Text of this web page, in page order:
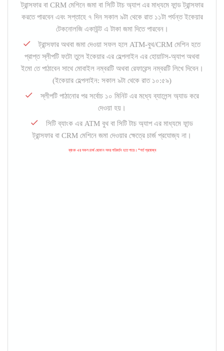
ট্রান্সফার বা CRM মেশিনে জমা বা সিটি টাচ অ্যাপ এর মাধ্যমে ফান্ড ট্রান্সফার
করতে পারবেন এবং সপ্তাহে ৭ দিন সকাল ৯টা থেকে রাত ১১টা পর্যন্ত ইকেয়ার
টেকনোলজি একাউন্ট এ টাকা জমা দিতে পারবেন।
ট্রান্সফার অথবা জমা দেওয়া সফল হলে ATM-বুথ/CRM মেশিন হতে
প্রাপ্ত স্লীপটি ফটো তুলে ইকেয়ার এর হেল্পলাইন এর হোয়াটস-অ্যাপ অথবা
ইমো তে পাঠাবেন সাথে মোবাইল নম্বরটি অথবা রেফারেন্স নম্বরটি লিখে দিবেন।
(ইকেয়ার হেল্পলাইন: সকাল ৯টা থেকে রাত ১০:৫৯)
স্লীপটি পাঠানোর পর সর্বোচ ১০ মিনিট এর মধ্যে ব্যালেন্স অ্যাড করে
দেওয়া হয়।
সিটি ব্যাংক এর ATM বুথ বা সিটি টাচ অ্যাপ এর মাধ্যমে ফান্ড
ট্রান্সফার বা CRM মেশিনে জমা দেওয়ার ক্ষেত্রে চার্জ প্রযোজ্য না।
ব্যাংক এর সকল চার্জ যেকোন সময় পরিবর্তন হতে পারে। *শর্ত প্রযোজ্য